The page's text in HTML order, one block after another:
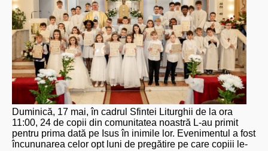
Duminică, 17 mai, în cadrul Sfintei Liturghii de la ora
11:00, 24 de copii din comunitatea noastră L-au primit
pentru prima dată pe Isus în inimile lor. Evenimentul a fost
încununarea celor opt luni de pregătire pe care copiii le-